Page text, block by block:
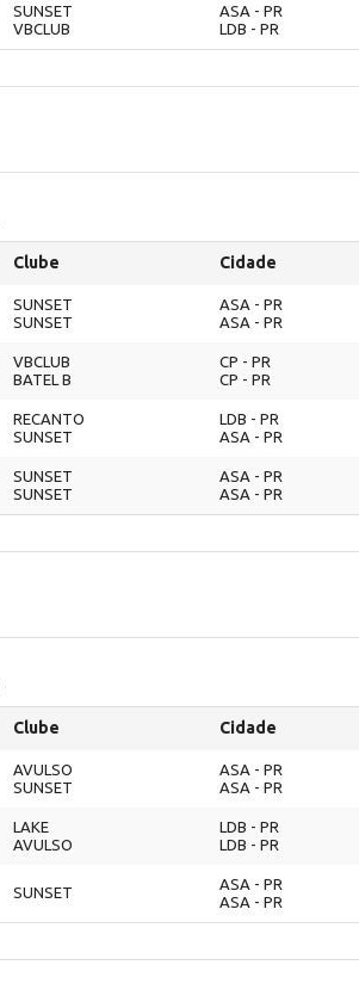
SUNSET
VBCLUB
ASA - PR
LDB - PR
Clube Cidade
SUNSET
SUNSET
ASA - PR
ASA - PR
VBCLUB
BATEL B
CP - PR
CP - PR
RECANTO
SUNSET
LDB - PR
ASA - PR
SUNSET
SUNSET
ASA - PR
ASA - PR
Clube Cidade
AVULSO
SUNSET
ASA - PR
ASA - PR
LAKE
AVULSO
LDB - PR
LDB - PR
SUNSET
ASA - PR
ASA - PR